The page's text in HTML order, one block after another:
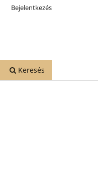
Keresés
Bejelentkezés